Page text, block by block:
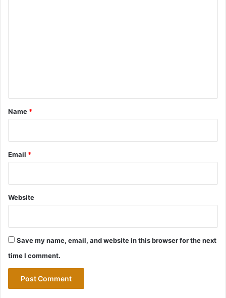
*
Name *
Email *
Website
Save my name, email, and website in this browser for the next
time I comment.